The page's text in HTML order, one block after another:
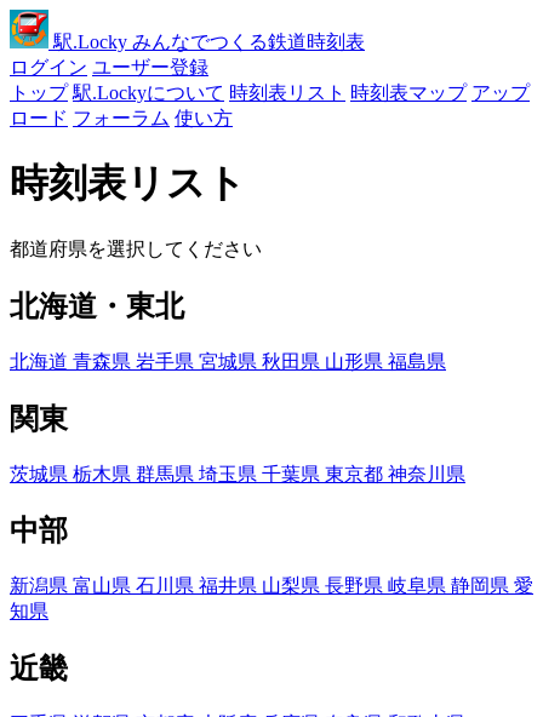
駅.Locky みんなでつくる鉄道時刻表
ログイン ユーザー登録
トップ 駅.Lockyについて 時刻表リスト 時刻表マップ アップ
ロード フォーラム 使い方
時刻表リスト
都道府県を選択してください
北海道・東北
北海道 青森県 岩手県 宮城県 秋田県 山形県 福島県
関東
茨城県 栃木県 群馬県 埼玉県 千葉県 東京都 神奈川県
中部
新潟県 富山県 石川県 福井県 山梨県 長野県 岐阜県 静岡県 愛
知県
近畿